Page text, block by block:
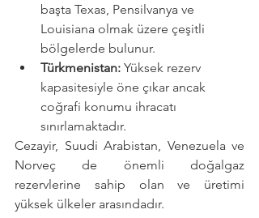
başta Texas, Pensilvanya ve
Louisiana olmak üzere çeşitli
bölgelerde bulunur.
Türkmenistan: Yüksek rezerv
kapasitesiyle öne çıkar ancak
coğrafi konumu ihracatı
sınırlamaktadır.
Cezayir, Suudi Arabistan, Venezuela ve
Norveç de önemli doğalgaz
rezervlerine sahip olan ve üretimi
yüksek ülkeler arasındadır.